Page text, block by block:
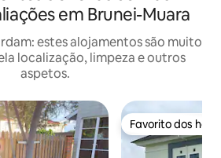
em Brunei-Muara
estes alojamentos são muito
localização, limpeza e outros
aspetos.
Favorito dos
Favorito dos